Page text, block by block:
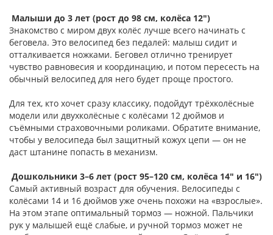
Малыши до 3 лет (рост до 98 см, колёса 12")
Знакомство с миром двух колёс лучше всего начинать с
беговела. Это велосипед без педалей: малыш сидит и
отталкивается ножками. Беговел отлично тренирует
чувство равновесия и координацию, и потом пересесть на
обычный велосипед для него будет проще простого.
Для тех, кто хочет сразу классику, подойдут трёхколёсные
модели или двухколёсные с колёсами 12 дюймов и
съёмными страховочными роликами. Обратите внимание,
чтобы у велосипеда был защитный кожух цепи — он не
даст штанине попасть в механизм.
Дошкольники 3–6 лет (рост 95–120 см, колёса 14" и 16")
Самый активный возраст для обучения. Велосипеды с
колёсами 14 и 16 дюймов уже очень похожи на «взрослые».
На этом этапе оптимальный тормоз — ножной. Пальчики
рук у малышей ещё слабые, и ручной тормоз может не